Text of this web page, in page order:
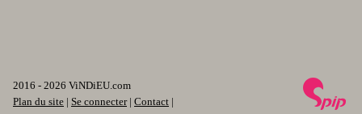
2016 - 2026 ViNDiEU.com
Plan du site | Se connecter| Contact |